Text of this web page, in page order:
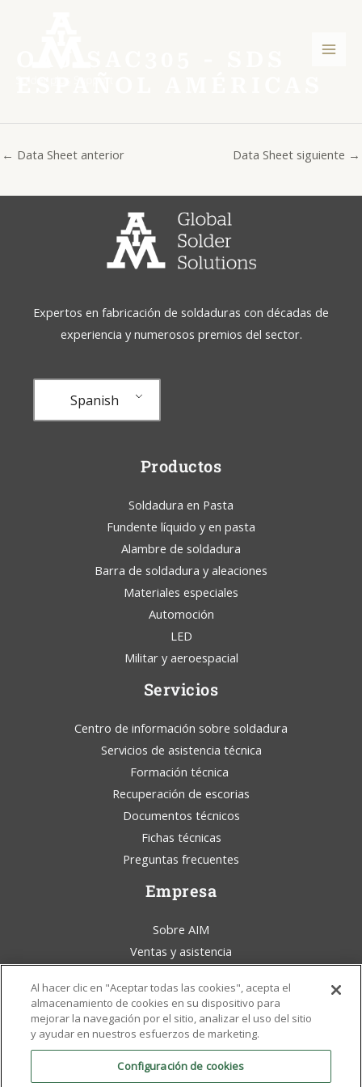
← Data Sheet anterior Data Sheet siguiente →
Expertos en fabricación de soldaduras con décadas de
experiencia y numerosos premios del sector.
Spanish
Productos
Soldadura en Pasta
Fundente líquido y en pasta
Alambre de soldadura
Barra de soldadura y aleaciones
Materiales especiales
Automoción
LED
Militar y aeroespacial
Servicios
Centro de información sobre soldadura
Servicios de asistencia técnica
Formación técnica
Recuperación de escorias
Documentos técnicos
Fichas técnicas
Preguntas frecuentes
Empresa
Sobre AIM
Ventas y asistencia
Condiciones generales
Aviso legal
Conciencia ambiental
Políticas y certificados
Al hacer clic en "Aceptar todas las cookies", acepta el
almacenamiento de cookies en su dispositivo para
mejorar la navegación por el sitio, analizar el uso del sitio
y ayudar en nuestros esfuerzos de marketing.
Configuración de cookies